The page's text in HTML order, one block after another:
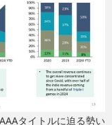
タイトルに迫る勢い